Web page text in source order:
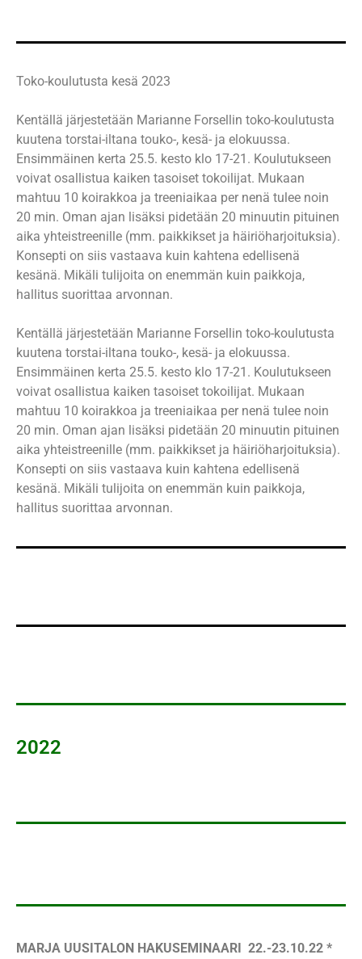
Toko-koulutusta kesä 2023
Kentällä järjestetään Marianne Forsellin toko-koulutusta
kuutena torstai-iltana touko-, kesä- ja elokuussa.
Ensimmäinen kerta 25.5. kesto klo 17-21. Koulutukseen
voivat osallistua kaiken tasoiset tokoilijat. Mukaan
mahtuu 10 koirakkoa ja treeniaikaa per nenä tulee noin
20 min. Oman ajan lisäksi pidetään 20 minuutin pituinen
aika yhteistreenille (mm. paikkikset ja häiriöharjoituksia).
Konsepti on siis vastaava kuin kahtena edellisenä
kesänä. Mikäli tulijoita on enemmän kuin paikkoja,
hallitus suorittaa arvonnan.
Kentällä järjestetään Marianne Forsellin toko-koulutusta
kuutena torstai-iltana touko-, kesä- ja elokuussa.
Ensimmäinen kerta 25.5. kesto klo 17-21. Koulutukseen
voivat osallistua kaiken tasoiset tokoilijat. Mukaan
mahtuu 10 koirakkoa ja treeniaikaa per nenä tulee noin
20 min. Oman ajan lisäksi pidetään 20 minuutin pituinen
aika yhteistreenille (mm. paikkikset ja häiriöharjoituksia).
Konsepti on siis vastaava kuin kahtena edellisenä
kesänä. Mikäli tulijoita on enemmän kuin paikkoja,
hallitus suorittaa arvonnan.
2022
MARJA UUSITALON HAKUSEMINAARI 22.-23.10.22 *